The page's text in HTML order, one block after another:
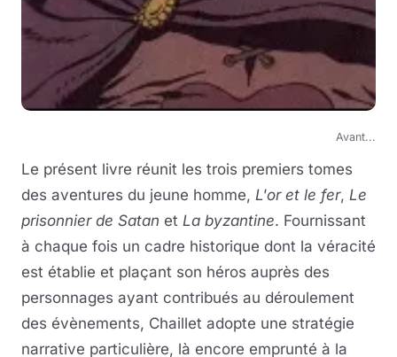
Avant...
Le présent livre réunit les trois premiers tomes
des aventures du jeune homme, L'or et le fer, Le
prisonnier de Satan et La byzantine. Fournissant
à chaque fois un cadre historique dont la véracité
est établie et plaçant son héros auprès des
personnages ayant contribués au déroulement
des évènements, Chaillet adopte une stratégie
narrative particulière, là encore emprunté à la